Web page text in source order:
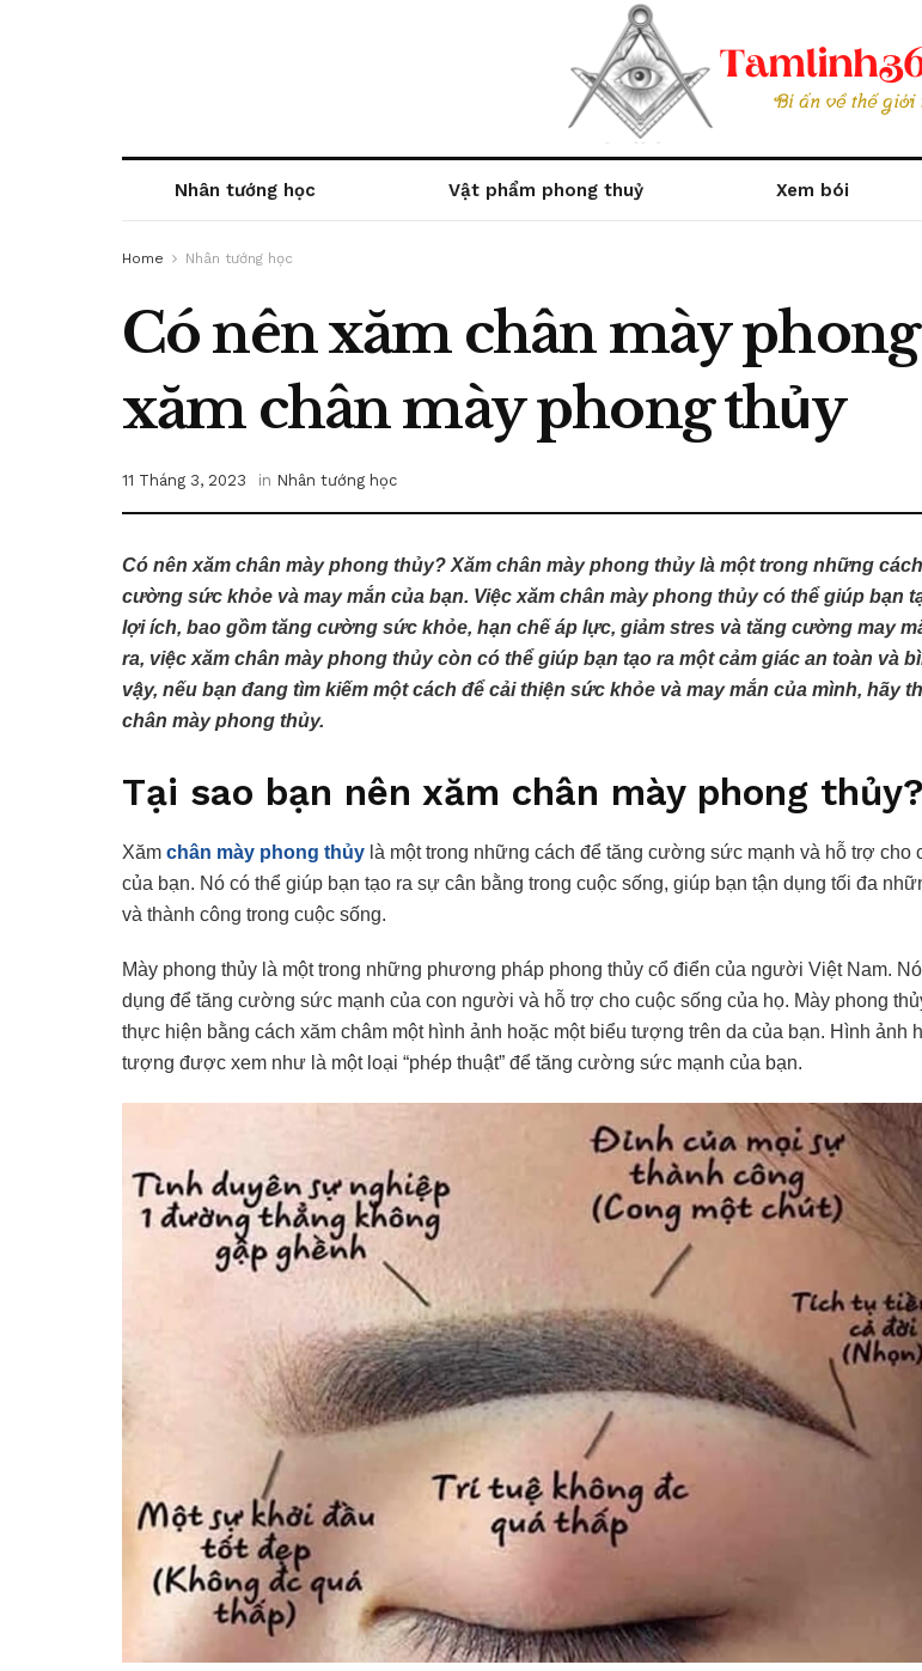
Nhân tướng học Vật phẩm phong thuỷ Xem bói
Home Nhân tướng học
Có nên xăm chân mày
xăm chân mày phong thủy
11 Tháng 3, 2023 in Nhân tướng học
Có nên xăm chân mày phong thủy? Xăm chân mày phong thủy là một trong những
cường sức khỏe và may mắn của bạn. Việc xăm chân mày phong thủy có thể giúp bạn
lợi ích, bao gồm tăng cường sức khỏe, hạn chế áp lực, giảm stres và tăng cường may
ra, việc xăm chân mày phong thủy còn có thể giúp bạn tạo ra một cảm giác an toàn và
vậy, nếu bạn đang tìm kiếm một cách để cải thiện sức khỏe và may mắn của mình, hãy
chân mày phong thủy.
Tại sao bạn nên xăm chân mày phong thủy?
Xăm chân mày phong thủy là một trong những cách để tăng cường sức mạnh và hỗ trợ cho
của bạn. Nó có thể giúp bạn tạo ra sự cân bằng trong cuộc sống, giúp bạn tận dụng tối đa
và thành công trong cuộc sống.
Mày phong thủy là một trong những phương pháp phong thủy cổ điển của người Việt Nam.
dụng để tăng cường sức mạnh của con người và hỗ trợ cho cuộc sống của họ. Mày phong
thực hiện bằng cách xăm châm một hình ảnh hoặc một biểu tượng trên da của bạn. Hình ảnh
tượng được xem như là một loại “phép thuật” để tăng cường sức mạnh của bạn.